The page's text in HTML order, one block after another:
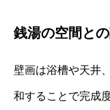
銭湯の空間と
壁画は浴槽や天井
和することで完成